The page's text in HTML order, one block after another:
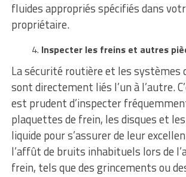
fluides appropriés spécifiés dans
propriétaire.
Inspecter les freins et autres
La sécurité routière et les systèmes
sont directement liés l’un à l’autre.
est prudent d’inspecter
plaquettes de frein, les disques et
liquide pour s’assurer de leur
l’affût de bruits inhabituels lors de
frein, tels que des grincements ou